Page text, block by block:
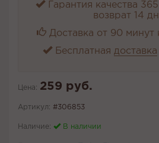
Гарантия качества
возврат 14
Доставка от 90 минут
Бесплатная доставка
Цена: 259 руб.
Артикул: #306853
Наличие: В наличии